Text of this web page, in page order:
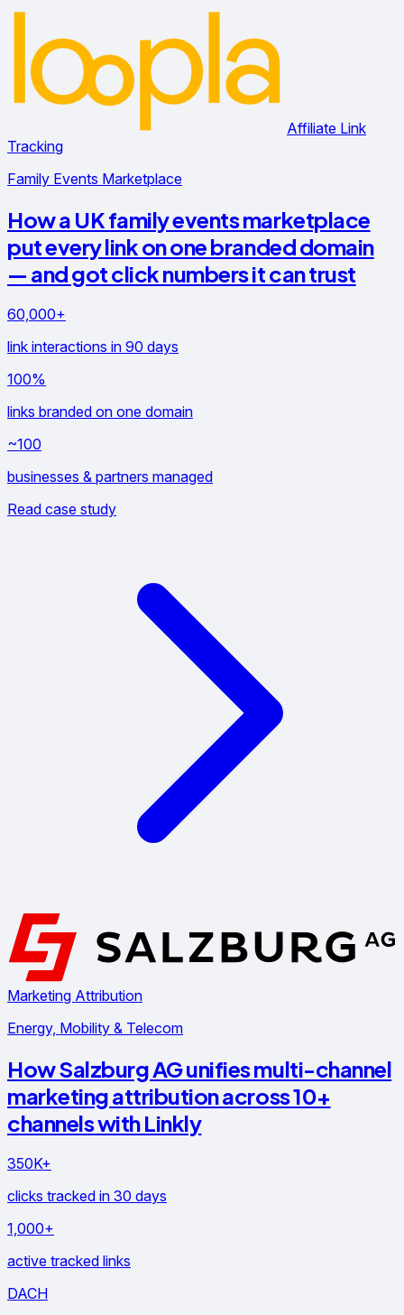
Affiliate Link
Tracking
Family Events Marketplace
How a UK family events marketplace
put every link on one branded domain
— and got click numbers it can trust
60,000+
link interactions in 90 days
100%
links branded on one domain
~100
businesses & partners managed
Read case study
Marketing Attribution
Energy, Mobility & Telecom
How Salzburg AG unifies multi-channel
marketing attribution across 10+
channels with Linkly
350K+
clicks tracked in 30 days
1,000+
active tracked links
DACH